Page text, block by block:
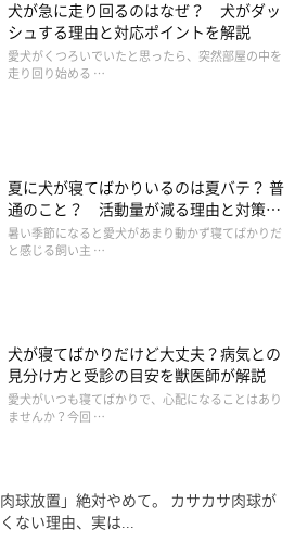
ムフレグランスを使う
犬が急に走り回るのはなぜ？ 犬がダッ
シュする理由と対応ポイントを解説
愛犬がくつろいでいたと思ったら、突然部屋の中を
走り回り始める …
夏に犬が寝てばかりいるのは夏バテ？ 普
通のこと？ 活動量が減る理由と対策と
は
暑い季節になると愛犬があまり動かず寝てばかりだ
と感じる飼い主 …
犬が寝てばかりだけど大丈夫？病気との
見分け方と受診の目安を獣医師が解説
愛犬がいつも寝てばかりで、心配になることはあり
ませんか？今回 …
肉球放置」絶対やめて。 カサカサ肉球が
ない理由、実は...